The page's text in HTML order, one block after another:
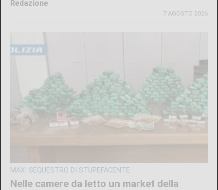
Redazione
7 AGOSTO 2026
MAXI SEQUESTRO DI STUPEFACENTE
Nelle camere da letto un market della